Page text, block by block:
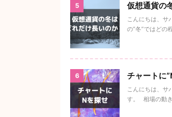
5 仮想通貨の
こんにちは、サ
の”冬”ではどの
6 チャートに
こんにちは、サ
す。 相場の動